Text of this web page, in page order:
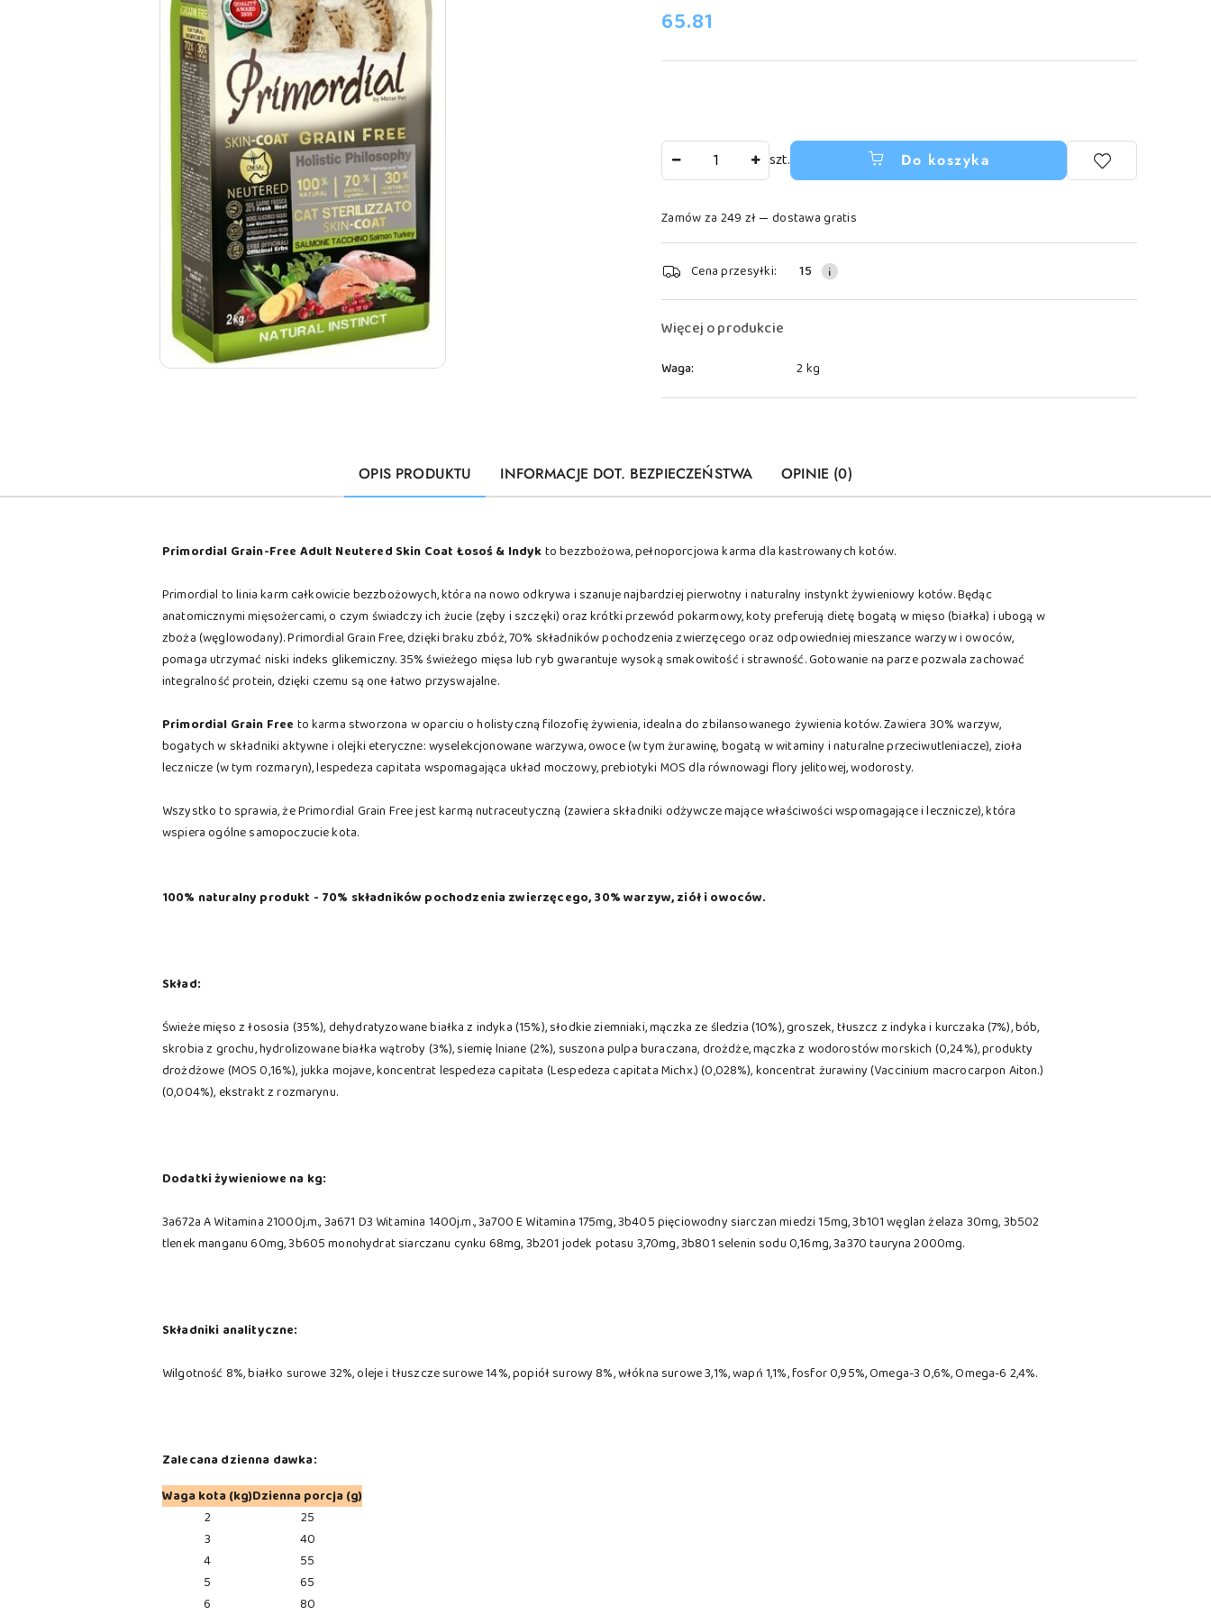
cena:
65.81
szt. Do koszyka
Zamów za 249 zł — dostawa gratis
Dostępność
i
dostawa
Cena przesyłki: 15
Więcej o produkcie
Waga: 2 kg
OPIS PRODUKTU INFORMACJE DOT. BEZPIECZEŃSTWA OPINIE (0)
Primordial Grain-Free Adult Neutered Skin Coat Łosoś & Indykto bezzbożowa, pełnoporcjowa karma dla kastrowanych kotów.
Primordial to linia karm całkowicie bezzbożowych, która na nowo odkrywa i szanuje najbardziej pierwotny i naturalny instynkt żywieniowy kotów. Będąc
anatomicznymi mięsożercami, o czym świadczy ich żucie (zęby i szczęki) oraz krótki przewód pokarmowy, koty preferują dietę bogatą w mięso (białka) i ubogą w
zboża (węglowodany). Primordial Grain Free, dzięki braku zbóż, 70% składników pochodzenia zwierzęcego oraz odpowiedniej mieszance warzyw i owoców,
pomaga utrzymać niski indeks glikemiczny. 35% świeżego mięsa lub ryb gwarantuje wysoką smakowitość i strawność. Gotowanie na parze pozwala zachować
integralność protein, dzięki czemu są one łatwo przyswajalne.
Primordial Grain Free to karma stworzona w oparciu o holistyczną filozofię żywienia, idealna do zbilansowanego żywienia kotów. Zawiera 30% warzyw,
bogatych w składniki aktywne i olejki eteryczne: wyselekcjonowane warzywa, owoce (w tym żurawinę, bogatą w witaminy i naturalne przeciwutleniacze), zioła
lecznicze (w tym rozmaryn), lespedeza capitata wspomagająca układ moczowy, prebiotyki MOS dla równowagi flory jelitowej, wodorosty.
Wszystko to sprawia, że Primordial Grain Free jest karmą nutraceutyczną (zawiera składniki odżywcze mające właściwości wspomagające i lecznicze), która
wspiera ogólne samopoczucie kota.
100% naturalny produkt - 70% składników pochodzenia zwierzęcego, 30% warzyw, ziół i owoców.
Skład:
Świeże mięso z łososia (35%), dehydratyzowane białka z indyka (15%), słodkie ziemniaki, mączka ze śledzia (10%), groszek, tłuszcz z indyka i kurczaka (7%), bób,
skrobia z grochu, hydrolizowane białka wątroby (3%), siemię lniane (2%), suszona pulpa buraczana, drożdże, mączka z wodorostów morskich (0,24%), produkty
drożdżowe (MOS 0,16%), jukka mojave, koncentrat lespedeza capitata (Lespedeza capitata Michx.) (0,028%), koncentrat żurawiny (Vaccinium macrocarpon Aiton.)
(0,004%), ekstrakt z rozmarynu.
Dodatki żywieniowe na kg:
3a672a A Witamina 21000j.m., 3a671 D3 Witamina 1400j.m., 3a700 E Witamina 175mg, 3b405 pięciowodny siarczan miedzi 15mg, 3b101 węglan żelaza 30mg, 3b502
tlenek manganu 60mg, 3b605 monohydrat siarczanu cynku 68mg, 3b201 jodek potasu 3,70mg, 3b801 selenin sodu 0,16mg, 3a370 tauryna 2000mg.
Składniki analityczne:
Wilgotność 8%, białko surowe 32%, oleje i tłuszcze surowe 14%, popiół surowy 8%, włókna surowe 3,1%, wapń 1,1%, fosfor 0,95%, Omega-3 0,6%, Omega-6 2,4%.
Zalecana dzienna dawka:
Waga kota (kg)Dzienna porcja (g)
2
25
3
40
4
55
5
65
6
80